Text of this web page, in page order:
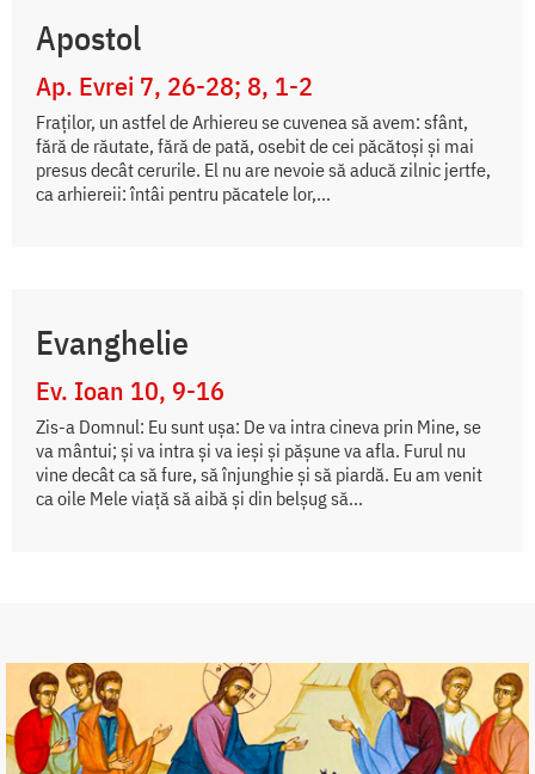
Apostol
Ap. Evrei 7, 26-28; 8, 1-2
Fraţilor, un astfel de Arhiereu se cuvenea să avem: sfânt,
fără de răutate, fără de pată, osebit de cei păcătoşi şi mai
presus decât cerurile. El nu are nevoie să aducă zilnic jertfe,
ca arhiereii: întâi pentru păcatele lor,...
Evanghelie
Ev. Ioan 10, 9-16
Zis-a Domnul: Eu sunt uşa: De va intra cineva prin Mine, se
va mântui; şi va intra şi va ieşi şi păşune va afla. Furul nu
vine decât ca să fure, să înjunghie şi să piardă. Eu am venit
ca oile Mele viaţă să aibă şi din belşug să...